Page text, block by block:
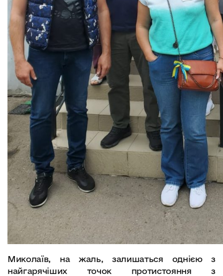
Миколаїв, на жаль, залишаться однією з
найгарячіших точок протистояння з